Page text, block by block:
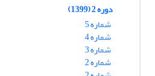
دوره 2 (1399)
شماره 5
شماره 4
شماره 3
شماره 2